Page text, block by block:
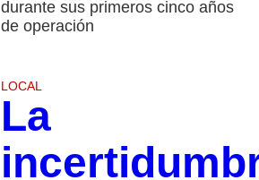
durante sus primeros cinco años
de operación
LOCAL
La